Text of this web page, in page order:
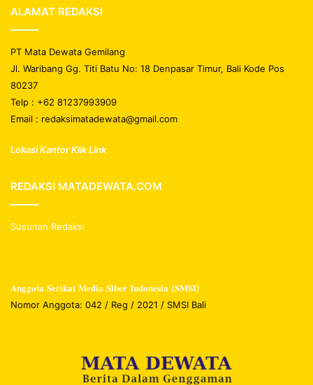
ALAMAT REDAKSI
PT Mata Dewata Gemilang
Jl. Waribang Gg. Titi Batu No: 18 Denpasar Timur, Bali Kode Pos
80237
Telp : +62 81237993909
Email : redaksimatadewata@gmail.com
Lokasi Kantor Klik Link
REDAKSI MATADEWATA.COM
Susunan Redaksi
𝐀𝐧𝐠𝐠𝐨𝐭𝐚 𝐒𝐞𝐫𝐢𝐤𝐚𝐭 𝐌𝐞𝐝𝐢𝐚 𝐒𝐢𝐛𝐞𝐫 𝐈𝐧𝐝𝐨𝐧𝐞𝐬𝐢𝐚 (𝐒𝐌𝐒𝐈)
Nomor Anggota: 042 / Reg / 2021 / SMSI Bali